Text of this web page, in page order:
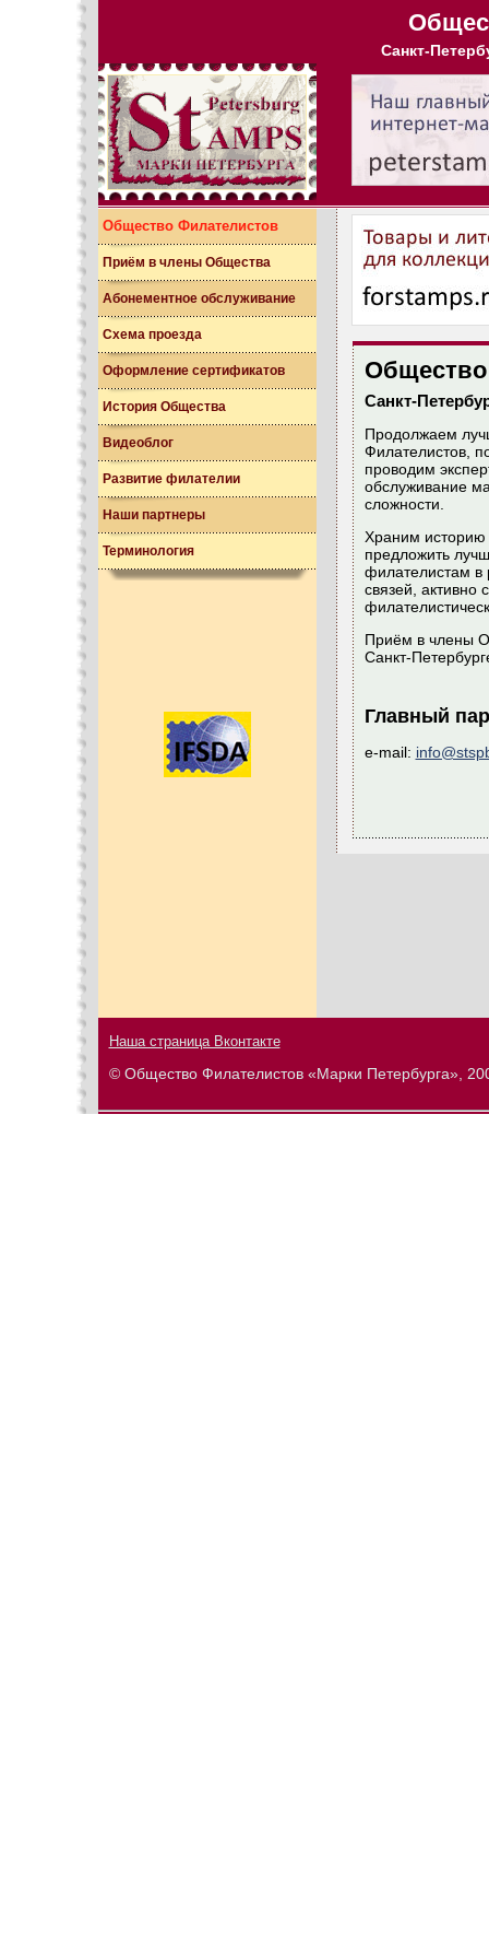
Санкт-
Общество Филателистов
Приём в члены Общества
Абонементное обслуживание
Схема проезда
Оформление сертификатов
История Общества
Видеоблог
Развитие филателии
Наши партнеры
Терминология
Общество
Санкт-
Продолжаем
Филателистов,
проводим
обслуживание
сложности.
Храним историю
предложить
филателистам в
связей, активно
Приём в члены
Санкт-
Главный
e-mail:
Наша страница Вконтакте
© Общество Филателистов «Марки Петербурга»,